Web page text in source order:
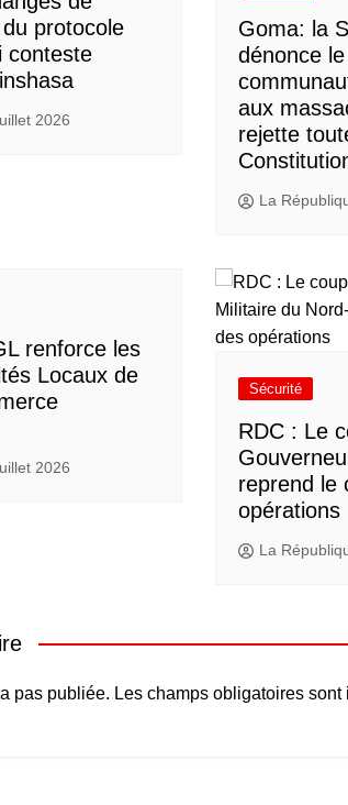
protocole
conteste
2026
Goma: la
dénonce
aux
rejette
La
renforce les
Locaux de
2026
Sécurité
RDC : Le
reprend le
opérations
La
pas publiée. Les champs obligatoires